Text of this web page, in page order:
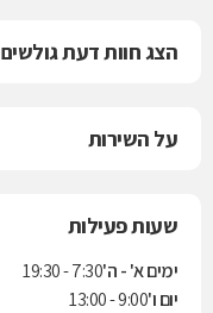
הצג חוות דעת גולשים
על השירות
שעות פעילות
ימים א' - ה'7:30 - 19:30
יום ו'9:00 - 13:00